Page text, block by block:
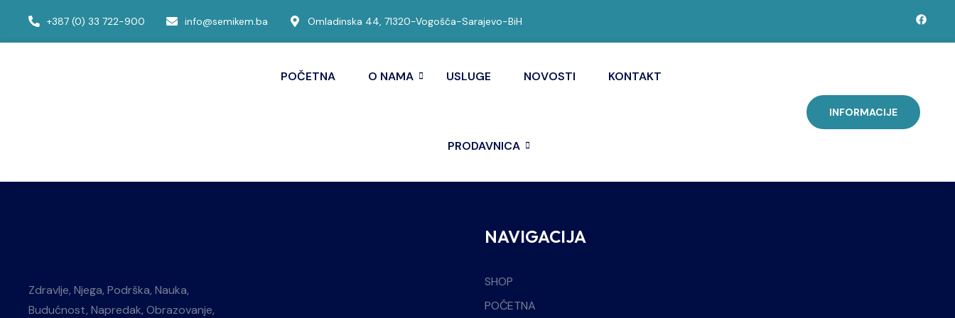
+387 (0) 33 722-900 info@semikem.ba Omladinska 44, 71320-Vogošća-Sarajevo-BiH
POČETNA O NAMA USLUGE NOVOSTI KONTAKT
PRODAVNICA
INFORMACIJE
Zdravlje, Njega, Podrška, Nauka,
Budućnost, Napredak, Obrazovanje,
NAVIGACIJA
SHOP
POČETNA